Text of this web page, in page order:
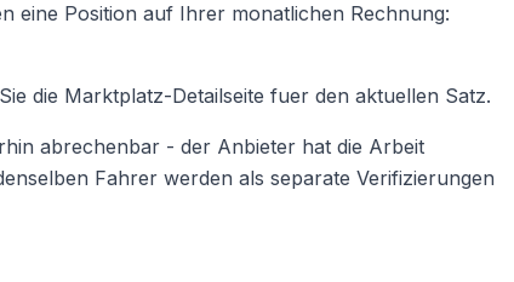
eine Position auf Ihrer monatlichen Rechnung:
die Marktplatz-Detailseite fuer den aktuellen Satz.
abrechenbar - der Anbieter hat die Arbeit
Fahrer werden als separate Verifizierungen